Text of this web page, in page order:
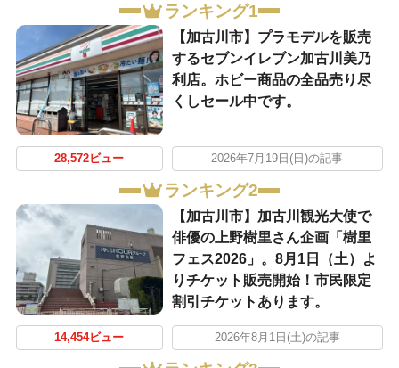
ランキング1
【加古川市】プラモデルを販売
するセブンイレブン加古川美乃
利店。ホビー商品の全品売り尽
くしセール中です。
28,572ビュー 2026年7月19日(日)の記事
ランキング2
【加古川市】加古川観光大使で
俳優の上野樹里さん企画「樹里
フェス2026」。8月1日（土）よ
りチケット販売開始！市民限定
割引チケットあります。
14,454ビュー 2026年8月1日(土)の記事